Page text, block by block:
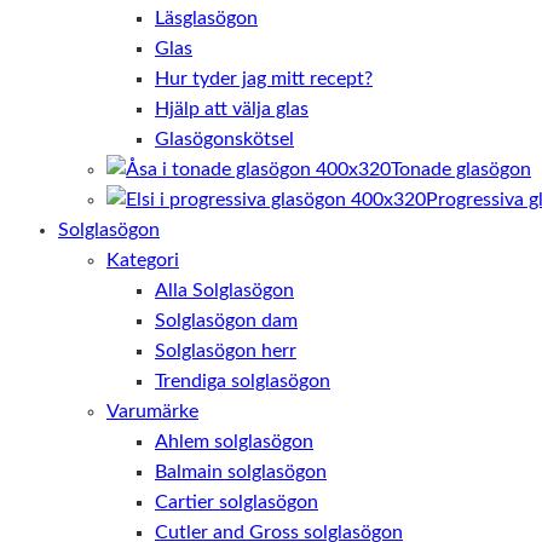
Läsglasögon
Glas
Hur tyder jag mitt recept?
Hjälp att välja glas
Glasögonskötsel
Tonade glasögon
Progressiva
Solglasögon
Kategori
Alla Solglasögon
Solglasögon dam
Solglasögon herr
Trendiga solglasögon
Varumärke
Ahlem solglasögon
Balmain solglasögon
Cartier solglasögon
Cutler and Gross solglasögon